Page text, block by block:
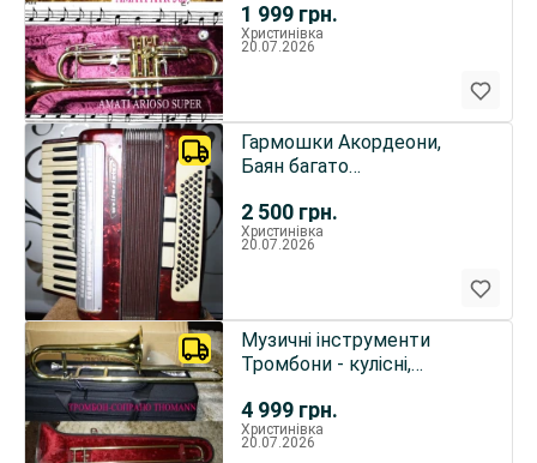
1 999 грн.
Христинівка
20.07.2026
2 500 грн.
Гармошки Акордеони,
Баян багато
ін.гарний стан.
Христинівка
20.07.2026
4 999 грн.
Музичні інструменти
Тромбони - кулісні,
фірмові
Христинівка
20.07.2026